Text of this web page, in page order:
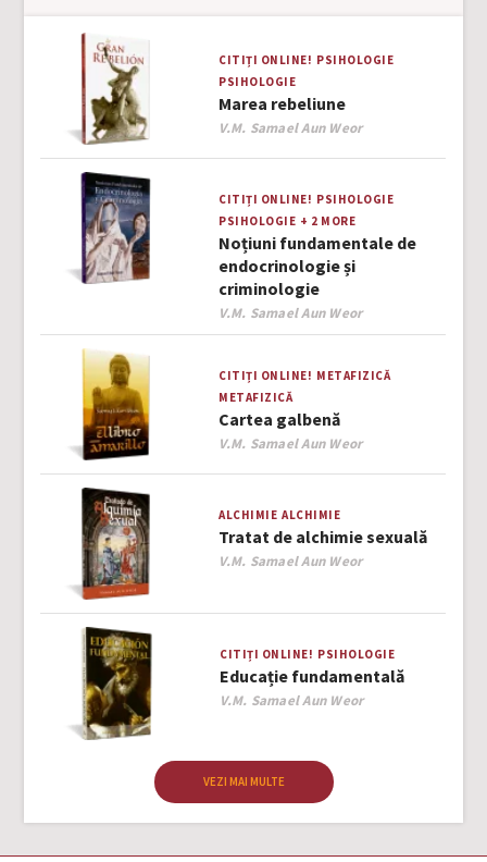
CITIȚI ONLINE! PSIHOLOGIE
PSIHOLOGIE
Marea rebeliune
Author
V.M. Samael Aun Weor
CITIȚI ONLINE! PSIHOLOGIE
PSIHOLOGIE + 2 MORE
Noțiuni fundamentale de
endocrinologie și
criminologie
Author
V.M. Samael Aun Weor
CITIȚI ONLINE! METAFIZICĂ
METAFIZICĂ
Cartea galbenă
Author
V.M. Samael Aun Weor
ALCHIMIE ALCHIMIE
Tratat de alchimie sexuală
Author
V.M. Samael Aun Weor
CITIȚI ONLINE! PSIHOLOGIE
Educație fundamentală
Author
V.M. Samael Aun Weor
VEZI MAI MULTE